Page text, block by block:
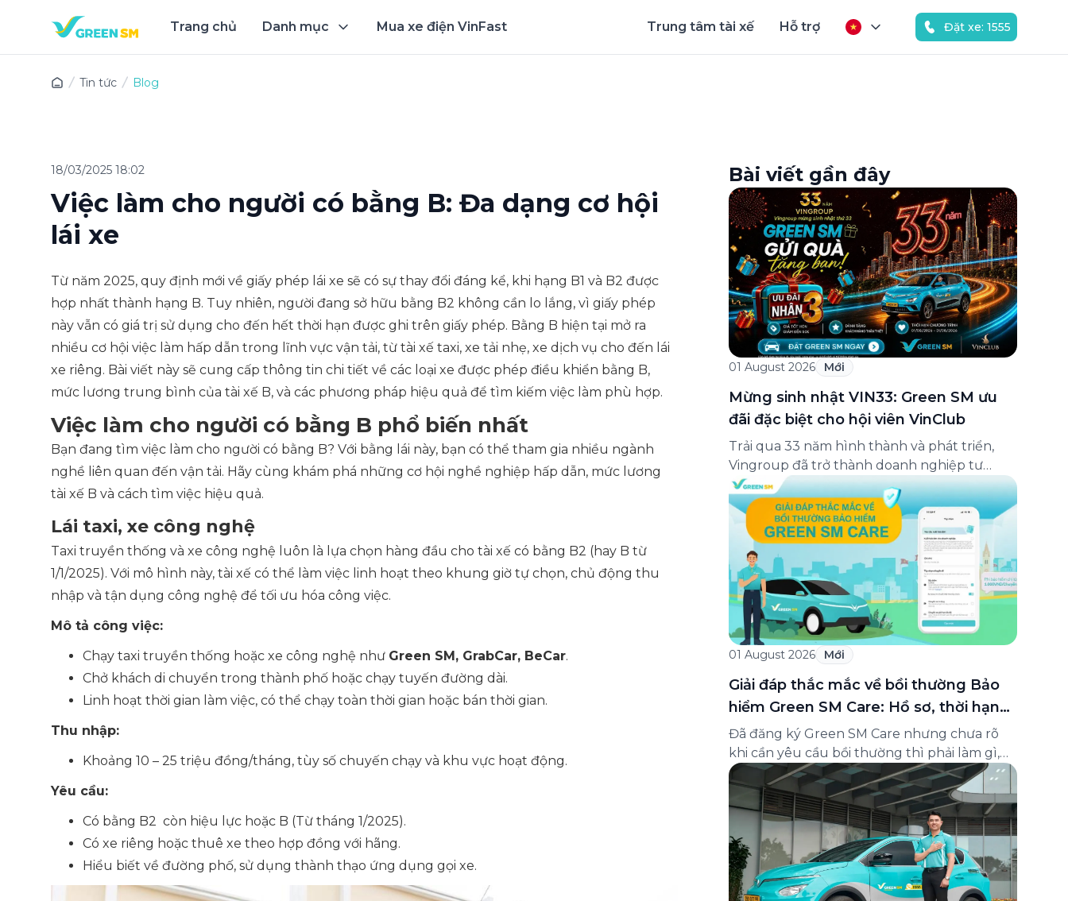
Trang chủ Danh mục Mua xe điện VinFast Trung tâm tài xế Hỗ trợ Đặt xe: 1555
Tin tức Blog
18/03/2025 18:02
Việc làm cho người có bằng B: Đa dạng cơ hội
lái xe
Từ năm 2025, quy định mới về giấy phép lái xe sẽ có sự thay đổi đáng kể, khi hạng B1 và B2 được
hợp nhất thành hạng B. Tuy nhiên, người đang sở hữu bằng B2 không cần lo lắng, vì giấy phép
này vẫn có giá trị sử dụng cho đến hết thời hạn được ghi trên giấy phép. Bằng B hiện tại mở ra
nhiều cơ hội việc làm hấp dẫn trong lĩnh vực vận tải, từ tài xế taxi, xe tải nhẹ, xe dịch vụ cho đến lái
xe riêng. Bài viết này sẽ cung cấp thông tin chi tiết về các loại xe được phép điều khiển bằng B,
mức lương trung bình của tài xế B, và các phương pháp hiệu quả để tìm kiếm việc làm phù hợp.
Việc làm cho người có bằng B phổ biến nhất
Bạn đang tìm việc làm cho người có bằng B? Với bằng lái này, bạn có thể tham gia nhiều ngành
nghề liên quan đến vận tải. Hãy cùng khám phá những cơ hội nghề nghiệp hấp dẫn, mức lương
tài xế B và cách tìm việc hiệu quả.
Lái taxi, xe công nghệ
Taxi truyền thống và xe công nghệ luôn là lựa chọn hàng đầu cho tài xế có bằng B2 (hay B từ
1/1/2025). Với mô hình này, tài xế có thể làm việc linh hoạt theo khung giờ tự chọn, chủ động thu
nhập và tận dụng công nghệ để tối ưu hóa công việc.
Mô tả công việc:
Chạy taxi truyền thống hoặc xe công nghệ như Green SM, GrabCar, BeCar.
Chở khách di chuyển trong thành phố hoặc chạy tuyến đường dài.
Linh hoạt thời gian làm việc, có thể chạy toàn thời gian hoặc bán thời gian.
Thu nhập:
Khoảng 10 – 25 triệu đồng/tháng, tùy số chuyến chạy và khu vực hoạt động.
Yêu cầu:
Có bằng B2 còn hiệu lực hoặc B (Từ tháng 1/2025).
Có xe riêng hoặc thuê xe theo hợp đồng với hãng.
Hiểu biết về đường phố, sử dụng thành thạo ứng dụng gọi xe.
Bài viết gần đây
01 August 2026 Mới
Mừng sinh nhật VIN33: Green SM ưu
đãi đặc biệt cho hội viên VinClub
Trải qua 33 năm hình thành và phát triển,
Vingroup đã trở thành doanh nghiệp tư
nhân đa ngành lớn nhất Việt Nam, lọt Top 30
doanh nghiệp lớn nhất Đông Nam Á theo
bảng xếp hạng của Tạp chí Fortune (Mỹ).
Nhân kỷ niệm 33 năm thành lập (8/8/1993
đến 8/8/2026), Green SM trân […]
01 August 2026 Mới
Giải đáp thắc mắc về bồi thường Bảo
hiểm Green SM Care: Hồ sơ, thời hạn
và cách liên hệ hỗ trợ
Đã đăng ký Green SM Care nhưng chưa rõ
khi cần yêu cầu bồi thường thì phải làm gì,
hồ sơ ra sao, hay giấy chứng nhận bảo hiểm
tìm ở đâu? Bài viết này tổng hợp đầy đủ các
câu hỏi thường gặp nhất về quy trình bồi
thường và hỗ trợ của Green […]